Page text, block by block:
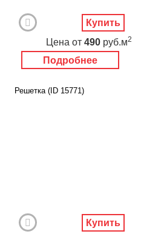
Подробнее
Цена от 490 руб.м2
Купить
Решетка (ID 15771)
Купить